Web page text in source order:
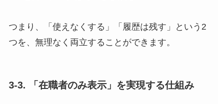
つまり、「使えなくする」「履歴は残す」という2
つを、無理なく両立することができます。
3-3. 「在職者のみ表示」を実現する仕組み